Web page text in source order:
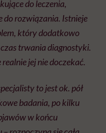
do leczenia,
do rozwiązania. Istnieje
który dodatkowo
czas trwania diagnostyki.
jej nie doczekać.
to jest ok. pół
badania, po kilku
w końcu